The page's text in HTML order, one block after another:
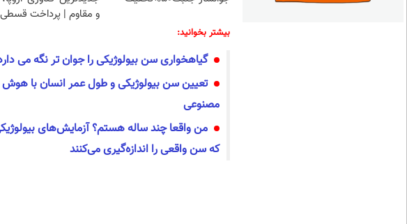
و مقاوم | پرداخت قسطی
بیشتر بخوانید:
گیاهخواری سن بیولوژیکی را جوان تر نگه می
تعیین سن بیولوژیکی و طول عمر انسان با هوش
مصنوعی
من واقعا چند ساله هستم؟ آزمایش‌های
که سن واقعی را اندازه‌گیری می‌کنند